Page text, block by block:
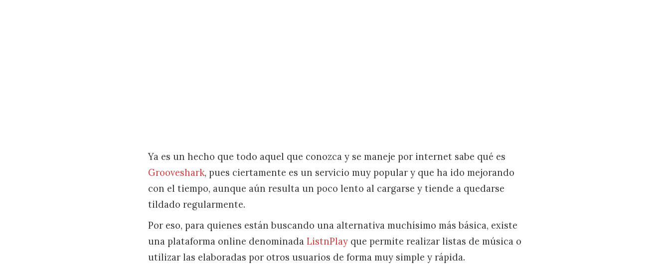
Ya es un hecho que todo aquel que conozca y se maneje por internet sabe qué es
Grooveshark, pues ciertamente es un servicio muy popular y que ha ido mejorando
con el tiempo, aunque aún resulta un poco lento al cargarse y tiende a quedarse
tildado regularmente.
Por eso, para quienes están buscando una alternativa muchísimo más básica, existe
una plataforma online denominada ListnPlay que permite realizar listas de música o
utilizar las elaboradas por otros usuarios de forma muy simple y rápida.